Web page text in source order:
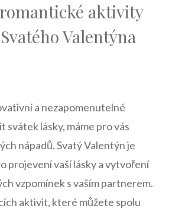
aktivity
Valentýna
a nezapomenutelné⁣
svátek‌ lásky, máme pro vás
nápadů. ​Svatý Valentýn je
​projevení vaší lásky a ​vytvoření
vzpomínek s vaším ​partnerem.
aktivit, které můžete⁤ spolu